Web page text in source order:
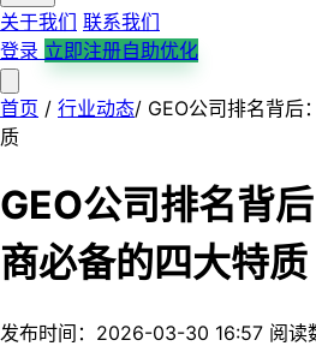
关于我们 联系我们
登录 立即注册自助优化
首页 产品服务 解决方案 平台支持
关于我们
首页 / 行业动态/ GEO公司排名背后
质
GEO公司排名背
商必备的四大特质
发布时间：2026-03-30 16:57 阅读